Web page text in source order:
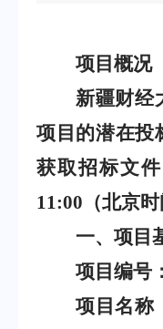
项目概况
新疆财经
项目的潜在投
获取招标文
11:00 （北京
一、项目
项目编号：
项目名称